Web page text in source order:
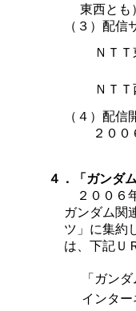
東西とも
（３）配信
ＮＴＴ
ＮＴＴ
（４）配信
２００
４．「ガンダ
２００６
ガンダム関
ツ」に集約
は、下記Ｕ
「ガン
インター